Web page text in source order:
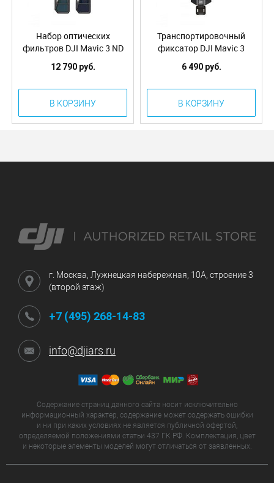
Набор оптических
фильтров DJI Mavic 3 ND
Filters Set (ND4\8\16\32)
12 790 руб.
В КОРЗИНУ
Транспортировочный
фиксатор DJI Mavic 3
Storage Cover
6 490 руб.
В КОРЗИНУ
г. Москва, Лужнецкая набережная, 10А, строение 3
(второй этаж)
+7 (495) 268-14-83
info@djiars.ru
Содержание страниц данного сайта носит исключительно
информационный характер, содержание может содержать ошибки
и ни при каких условиях не является публичной офертой,
определяемой положениями статьи 437 ГК РФ. Комплектация, цвет
и некоторые элементы моделей могут отличаться от заявленных.